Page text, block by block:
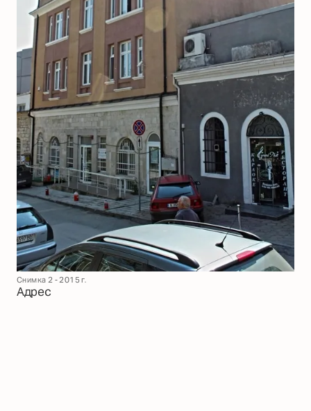
Снимка 2 - 2015 г.
Адрес